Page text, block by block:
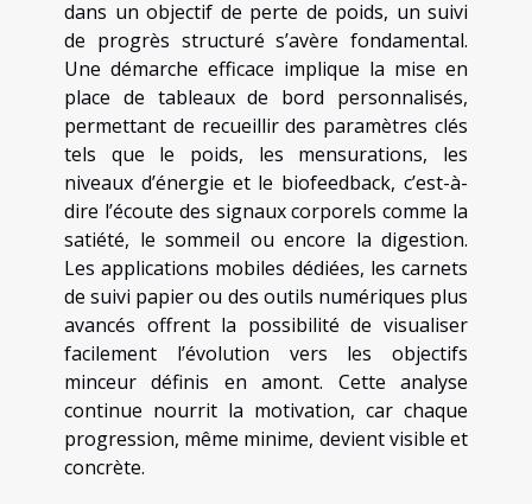
dans un objectif de perte de poids, un suivi
de progrès structuré s’avère fondamental.
Une démarche efficace implique la mise en
place de tableaux de bord personnalisés,
permettant de recueillir des paramètres clés
tels que le poids, les mensurations, les
niveaux d’énergie et le biofeedback, c’est-à-
dire l’écoute des signaux corporels comme la
satiété, le sommeil ou encore la digestion.
Les applications mobiles dédiées, les carnets
de suivi papier ou des outils numériques plus
avancés offrent la possibilité de visualiser
facilement l’évolution vers les objectifs
minceur définis en amont. Cette analyse
continue nourrit la motivation, car chaque
progression, même minime, devient visible et
concrète.